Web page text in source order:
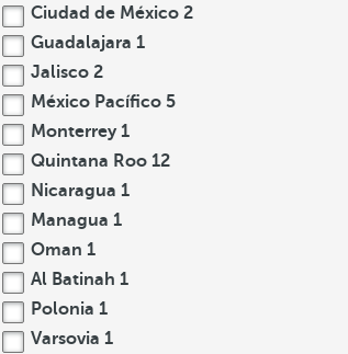
Ciudad de México 2
Guadalajara 1
Jalisco 2
México Pacífico 5
Monterrey 1
Quintana Roo 12
Nicaragua 1
Managua 1
Oman 1
Al Batinah 1
Polonia 1
Varsovia 1